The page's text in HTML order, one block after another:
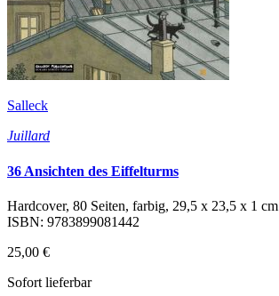
Salleck
Juillard
36 Ansichten des Eiffelturms
Hardcover, 80 Seiten, farbig, 29,5 x 23,5 x 1 cm
ISBN: 9783899081442
25,00 €
Sofort lieferbar